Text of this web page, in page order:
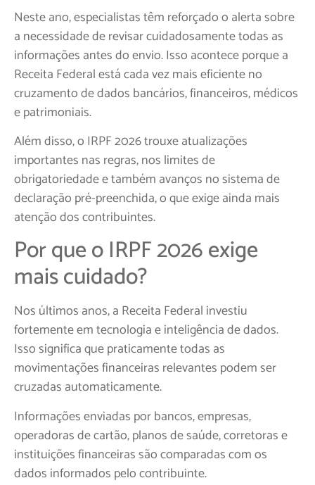
Neste ano, especialistas têm reforçado o alerta sobre
a necessidade de revisar cuidadosamente todas as
informações antes do envio. Isso acontece porque a
Receita Federal está cada vez mais eficiente no
cruzamento de dados bancários, financeiros, médicos
e patrimoniais.
Além disso, o IRPF 2026 trouxe atualizações
importantes nas regras, nos limites de
obrigatoriedade e também avanços no sistema de
declaração pré-preenchida, o que exige ainda mais
atenção dos contribuintes.
Por que o IRPF 2026 exige
mais cuidado?
Nos últimos anos, a Receita Federal investiu
fortemente em tecnologia e inteligência de dados.
Isso significa que praticamente todas as
movimentações financeiras relevantes podem ser
cruzadas automaticamente.
Informações enviadas por bancos, empresas,
operadoras de cartão, planos de saúde, corretoras e
instituições financeiras são comparadas com os
dados informados pelo contribuinte.